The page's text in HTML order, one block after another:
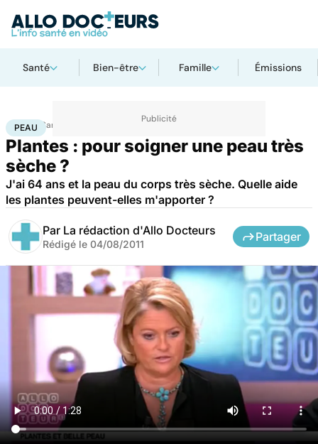
Santé Bien-être Famille Émissions
Accueil Santé
PEAU
Plantes : pour soigner une peau très
sèche ?
J'ai 64 ans et la peau du corps très sèche. Quelle aide
les plantes peuvent-elles m'apporter ?
Par La rédaction d'Allo Docteurs
Rédigé le 04/08/2011
Partager